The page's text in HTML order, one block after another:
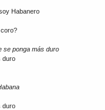
Habanero
se ponga más duro
duro
duro